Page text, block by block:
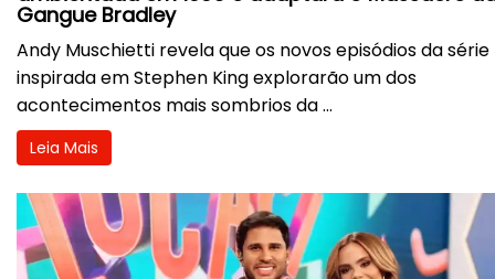
Gangue Bradley
Andy Muschietti revela que os novos episódios da série
inspirada em Stephen King explorarão um dos
acontecimentos mais sombrios da ...
Leia Mais